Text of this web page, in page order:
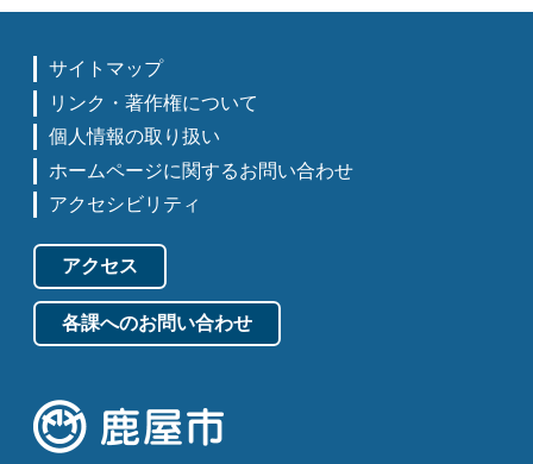
サイトマップ
リンク・著作権について
個人情報の取り扱い
ホームページに関するお問い合わせ
アクセシビリティ
アクセス
各課へのお問い合わせ